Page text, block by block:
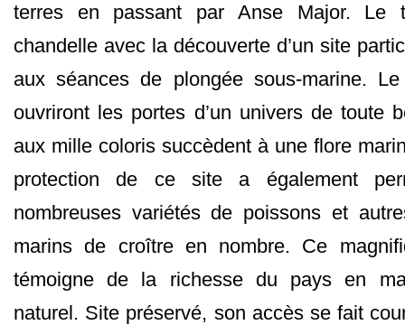
terres en passant par Anse Major. Le
chandelle avec la découverte d’un site
aux séances de plongée sous-marine.
ouvriront les portes d’un univers de toute
aux mille coloris succèdent à une flore
protection de ce site a également
nombreuses variétés de poissons et
marins de croître en nombre. Ce
témoigne de la richesse du pays en
naturel. Site préservé, son accès se fait